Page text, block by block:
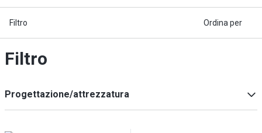
Filtro Ordina per
Filtro
Progettazione/attrezzatura